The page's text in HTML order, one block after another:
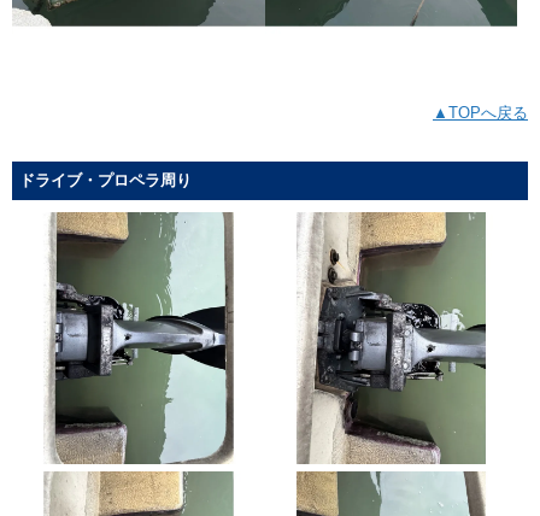
▲TOPへ戻る
ドライブ・プロペラ周り